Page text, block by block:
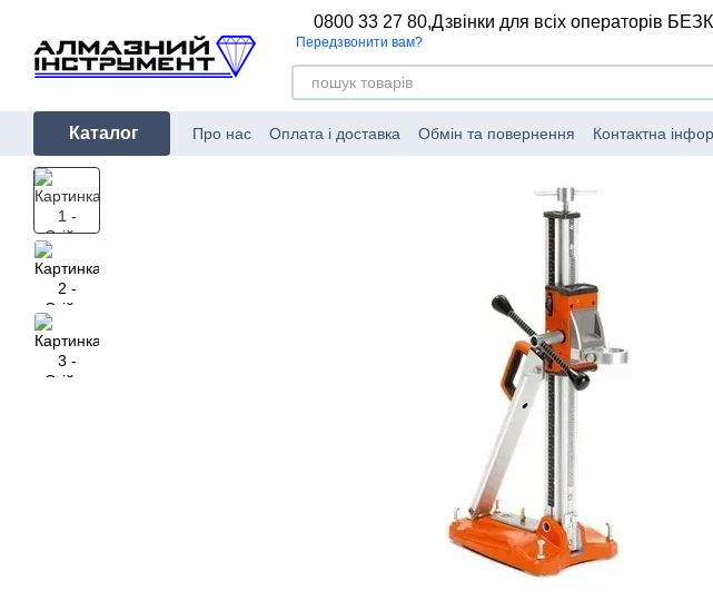
0800 33 27 80,Дзвінки для всіх операторів
Передзвонити вам?
Каталог Про нас Оплата і доставка Обмін та повернення Контактна